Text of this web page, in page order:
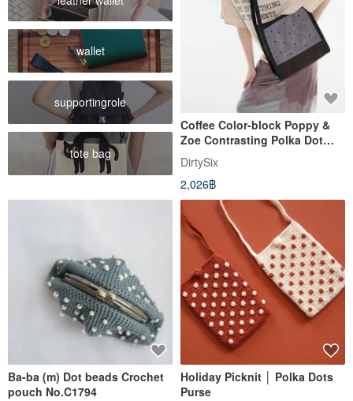
wallet
supportingrole
tote bag
Coffee Color-block Poppy &
Zoe Contrasting Polka Dot
Special Textured Shoulder
Tote Bag
DirtySix
2,026฿
Ba-ba (m) Dot beads Crochet
pouch No.C1794
Holiday Picknit │ Polka Dots
Purse